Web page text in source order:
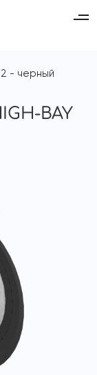
- черный
BAY